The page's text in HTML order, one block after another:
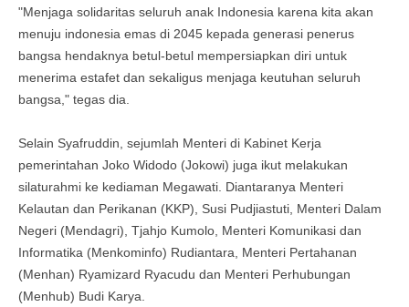
"Menjaga solidaritas seluruh anak Indonesia karena kita akan
menuju indonesia emas di 2045 kepada generasi penerus
bangsa hendaknya betul-betul mempersiapkan diri untuk
menerima estafet dan sekaligus menjaga keutuhan seluruh
bangsa," tegas dia.
Selain Syafruddin, sejumlah Menteri di Kabinet Kerja
pemerintahan Joko Widodo (Jokowi) juga ikut melakukan
silaturahmi ke kediaman Megawati. Diantaranya Menteri
Kelautan dan Perikanan (KKP), Susi Pudjiastuti, Menteri Dalam
Negeri (Mendagri), Tjahjo Kumolo, Menteri Komunikasi dan
Informatika (Menkominfo) Rudiantara, Menteri Pertahanan
(Menhan) Ryamizard Ryacudu dan Menteri Perhubungan
(Menhub) Budi Karya.